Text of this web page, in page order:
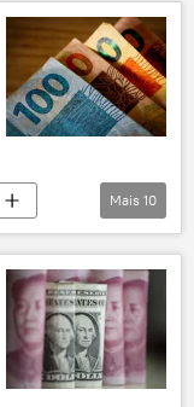
Mais 10